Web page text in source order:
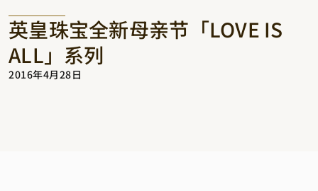
英皇珠宝全新母亲节「LOVE IS
ALL」系列
2016年4月28日